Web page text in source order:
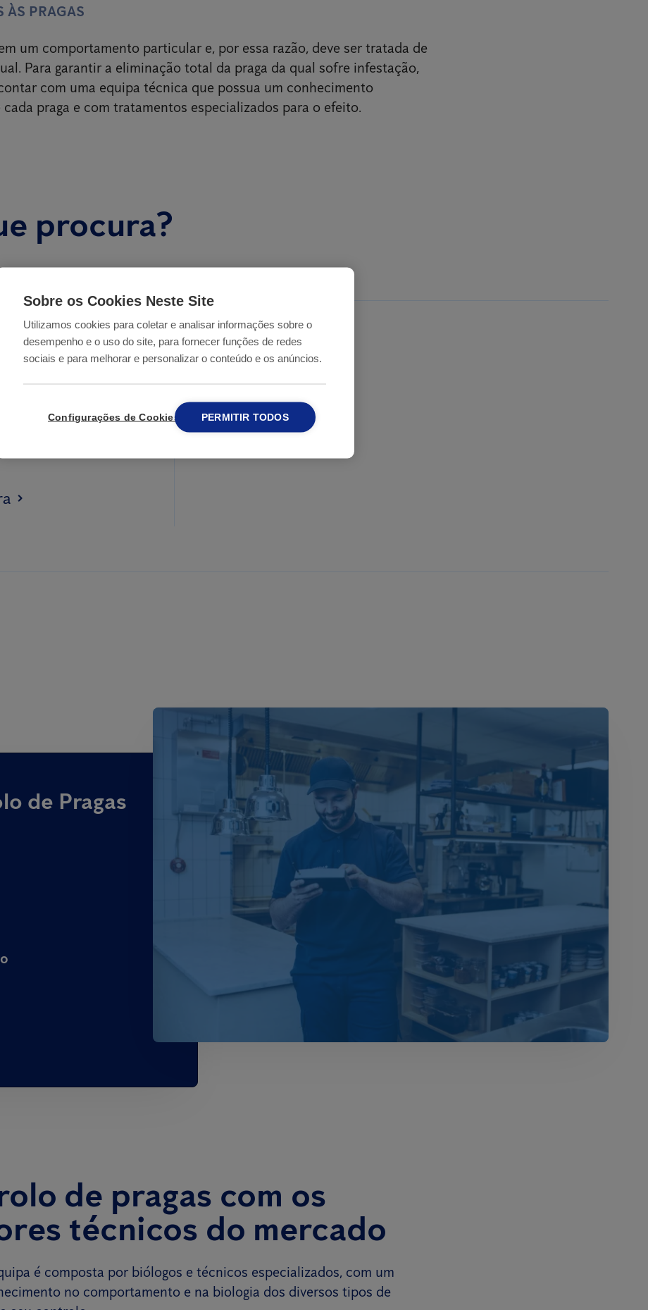
ÀS PRAGAS
um comportamento particular e, por essa razão, deve ser tratada de
Para garantir a eliminação total da praga da qual sofre infestação,
com uma equipa técnica que possua um conhecimento
praga e com tratamentos especializados para o efeito.
procura?
de Pragas
de pragas com os
técnicos do mercado
é composta por biólogos e técnicos especializados, com um
no comportamento e na biologia dos diversos tipos de
Sobre os Cookies Neste Site
Utilizamos cookies para coletar e analisar informações sobre o
desempenho e o uso do site, para fornecer funções de redes
sociais e para melhorar e personalizar o conteúdo e os anúncios.
Configurações de Cookies PERMITIR TODOS